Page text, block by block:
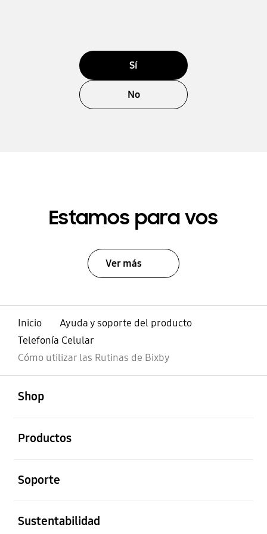
Sí
No
Estamos para vos
Ver más
Inicio
Ayuda y soporte del producto
Telefonía Celular
Cómo utilizar las Rutinas de Bixby
Shop
Productos
Soporte
Sustentabilidad